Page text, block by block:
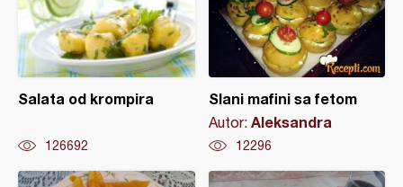
Salata od krompira
126692
Slani mafini sa fetom
Autor: Aleksandra
12296